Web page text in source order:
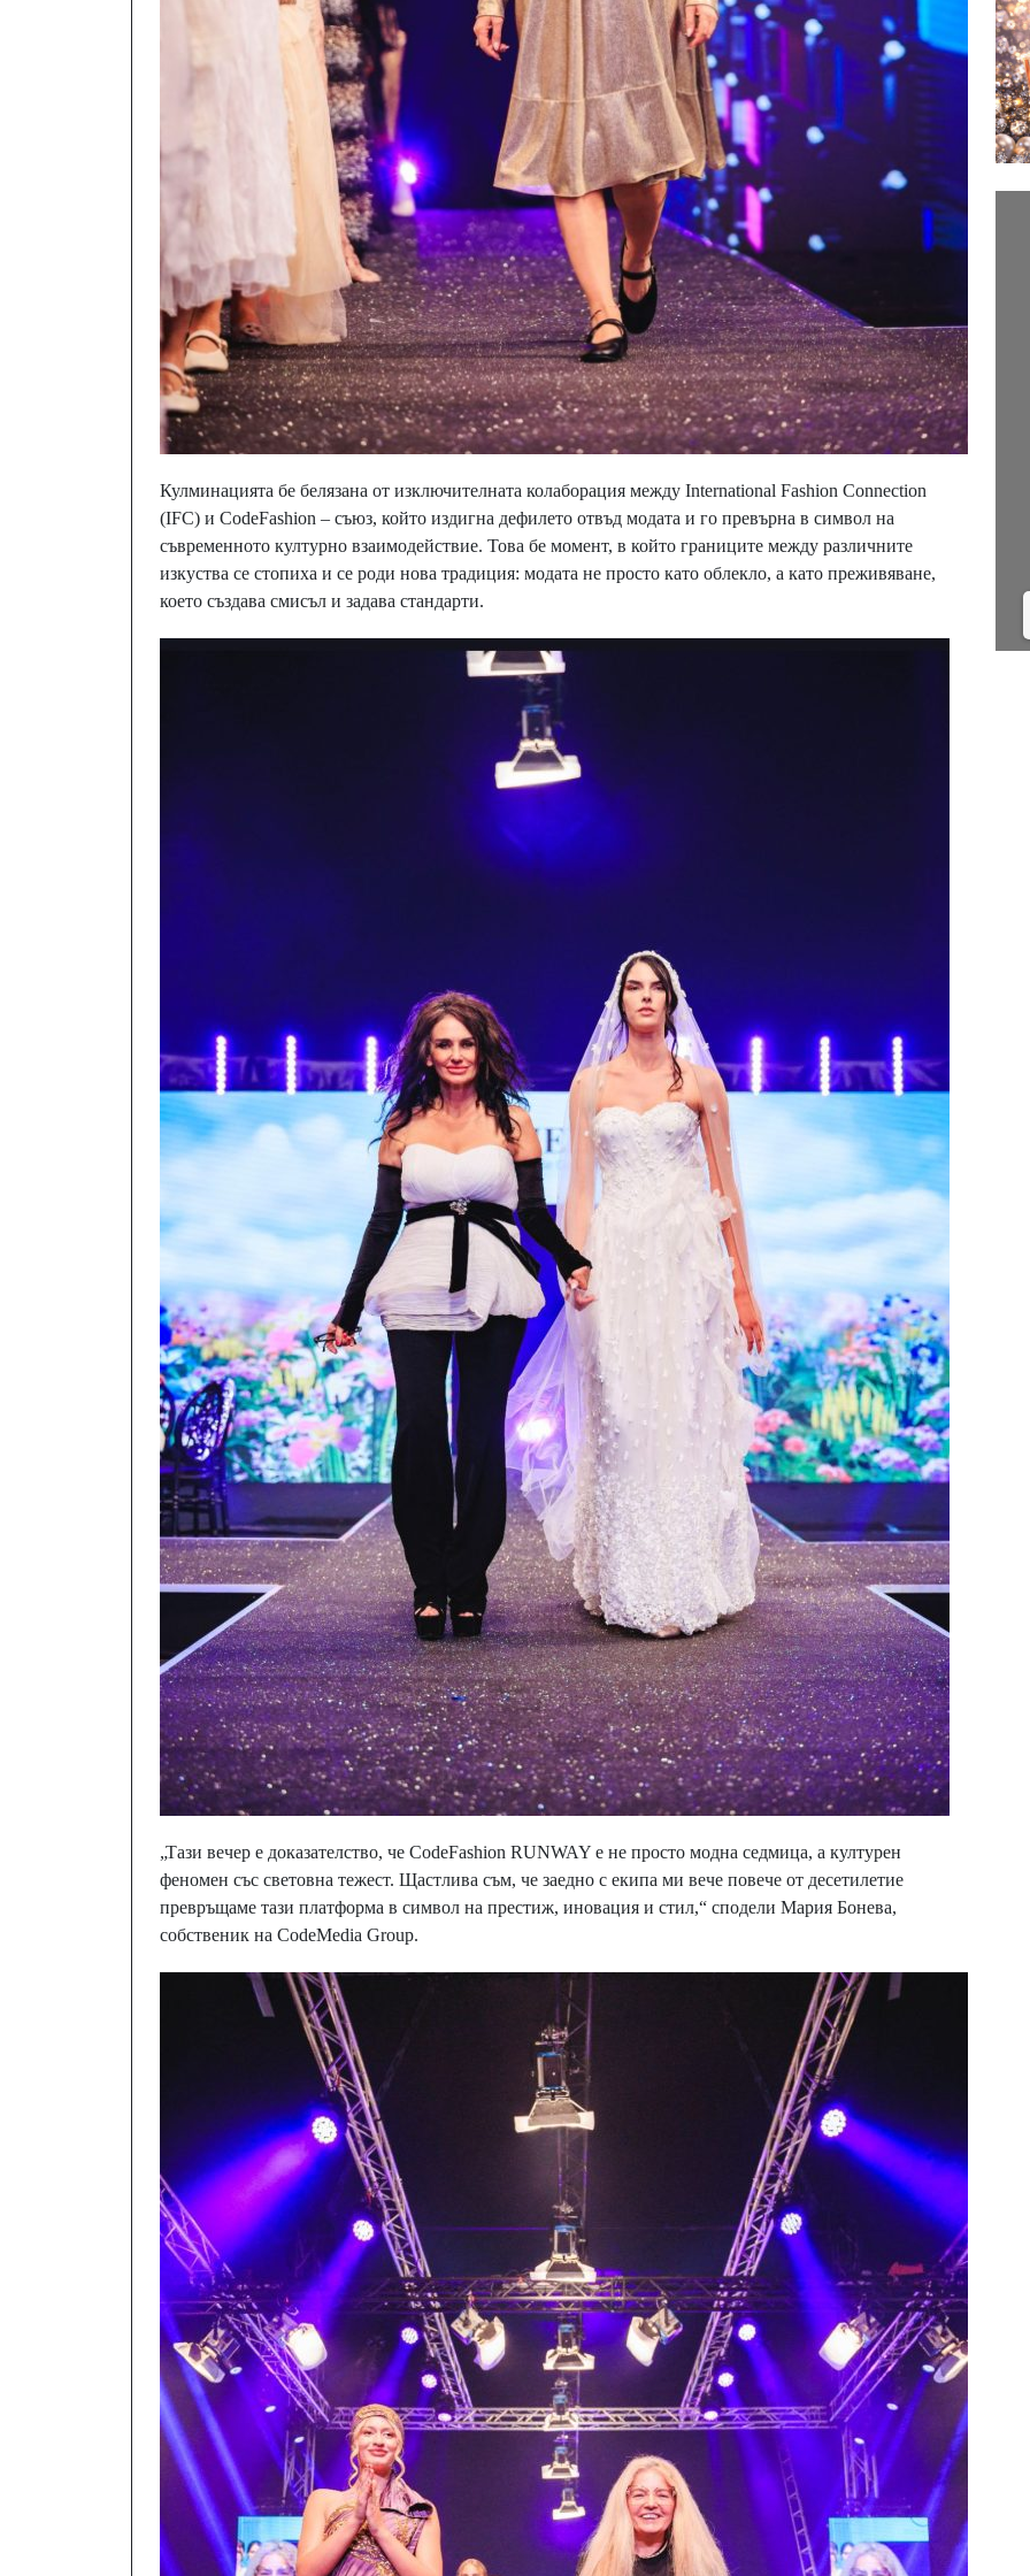
Кулминацията бе белязана от изключителната колаборация между International Fashion Connection
(IFC) и CodeFashion – съюз, който издигна дефилето отвъд модата и го превърна в символ на
съвременното културно взаимодействие. Това бе момент, в който границите между различните
изкуства се стопиха и се роди нова традиция: модата не просто като облекло, а като преживяване,
което създава смисъл и задава стандарти.
„Тази вечер е доказателство, че CodeFashion RUNWAY е не просто модна седмица, а културен
феномен със световна тежест. Щастлива съм, че заедно с екипа ми вече повече от десетилетие
превръщаме тази платформа в символ на престиж, иновация и стил,“ сподели Мария Бонева,
собственик на CodeMedia Group.